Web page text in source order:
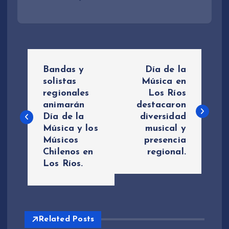
v
a
c
Bandas y
solistas
regionales
animarán
Día de la
Música y los
Músicos
Chilenos en
Los Ríos.
Día de la
Música en
Los Ríos
destacaron
diversidad
musical y
presencia
regional.
Related Posts